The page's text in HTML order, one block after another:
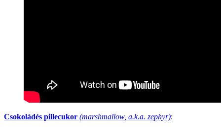
Csokoládés pillecukor (marshmallow, a.k.a. zephyr):